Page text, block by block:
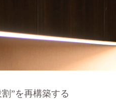
”を再構築する